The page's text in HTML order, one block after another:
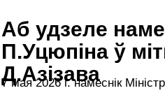
Аб удзеле
П.Уцюпіна ў
Д.Азізава
7 мая 2026 г. намеснік